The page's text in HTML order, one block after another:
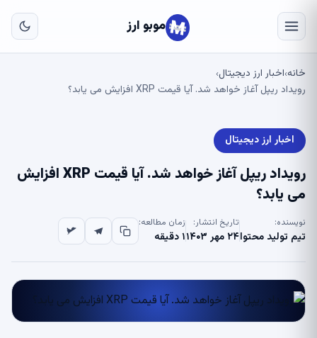
موبو ارز
خانه›اخبار ارز دیجیتال›
رویداد ریپل آغاز خواهد شد. آیا قیمت XRP افزایش می یابد؟
اخبار ارز دیجیتال
رویداد ریپل آغاز خواهد شد. آیا قیمت XRP افزایش
می یابد؟
نویسنده:
تیم تولید محتوا
تاریخ انتشار:
۲۴ مهر ۱۴۰۳
زمان مطالعه:
۱ دقیقه